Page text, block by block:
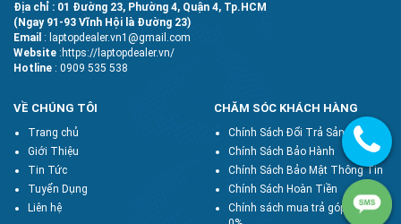
Địa chỉ : 01 Đường 23, Phường 4, Quận 4, Tp.HCM
(Ngay 91-93 Vĩnh Hội là Đường 23)
Email : laptopdealer.vn1@gmail.com
Website :https://laptopdealer.vn/
Hotline : 0909 535 538
VỀ CHÚNG TÔI
Trang chủ
Giới Thiệu
Tin Tức
Tuyển Dụng
Liên hệ
CHĂM SÓC KHÁCH HÀNG
Chính Sách Đổi Trả Sản Phẩm
Chính Sách Bảo Hành
Chính Sách Bảo Mật Thông Tin
Chính Sách Hoàn Tiền
Chính sách mua trả góp lãi suất